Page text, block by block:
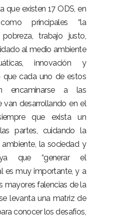
que existen 17 ODS, en
principales “la
trabajo justo,
al medio ambiente
innovación y
que cada uno de estos
encaminarse a las
van desarrollando en el
que exista un
partes, cuidando la
la sociedad y
que “generar el
es muy importante, y a
mayores falencias de la
levanta una matriz de
conocer los desafíos,